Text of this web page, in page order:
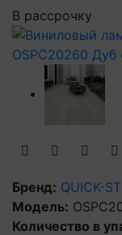
В рассрочку
Бренд: QUICK-
Модель:
Количество в